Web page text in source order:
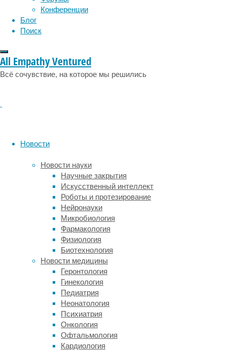
Конференции
Блог
Поиск
All Empathy Ventured
Всё сочувствие, на которое мы решились
Новости
Новости науки
Научные закрытия
Искусственный интеллект
Роботы и протезирование
Нейронауки
Микробиология
Фармакология
Физиология
Биотехнология
Новости медицины
Геронтология
Гинекология
Педиатрия
Неонатология
Психиатрия
Онкология
Офтальмология
Кардиология
городе-
система
состоит
из
почти
же
количества
(85
миллиардов
глиальных
клеток
от
ста
до
пятисот
триллионов
синапсов
(соединений).
При
этом
она
чрезвычайно